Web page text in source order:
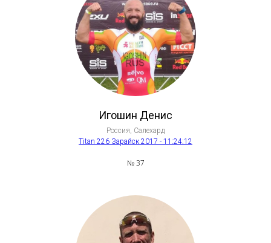
Игошин Денис
Россия, Салехард
Titan 226 Зарайск 2017 - 11:24:12
№ 37